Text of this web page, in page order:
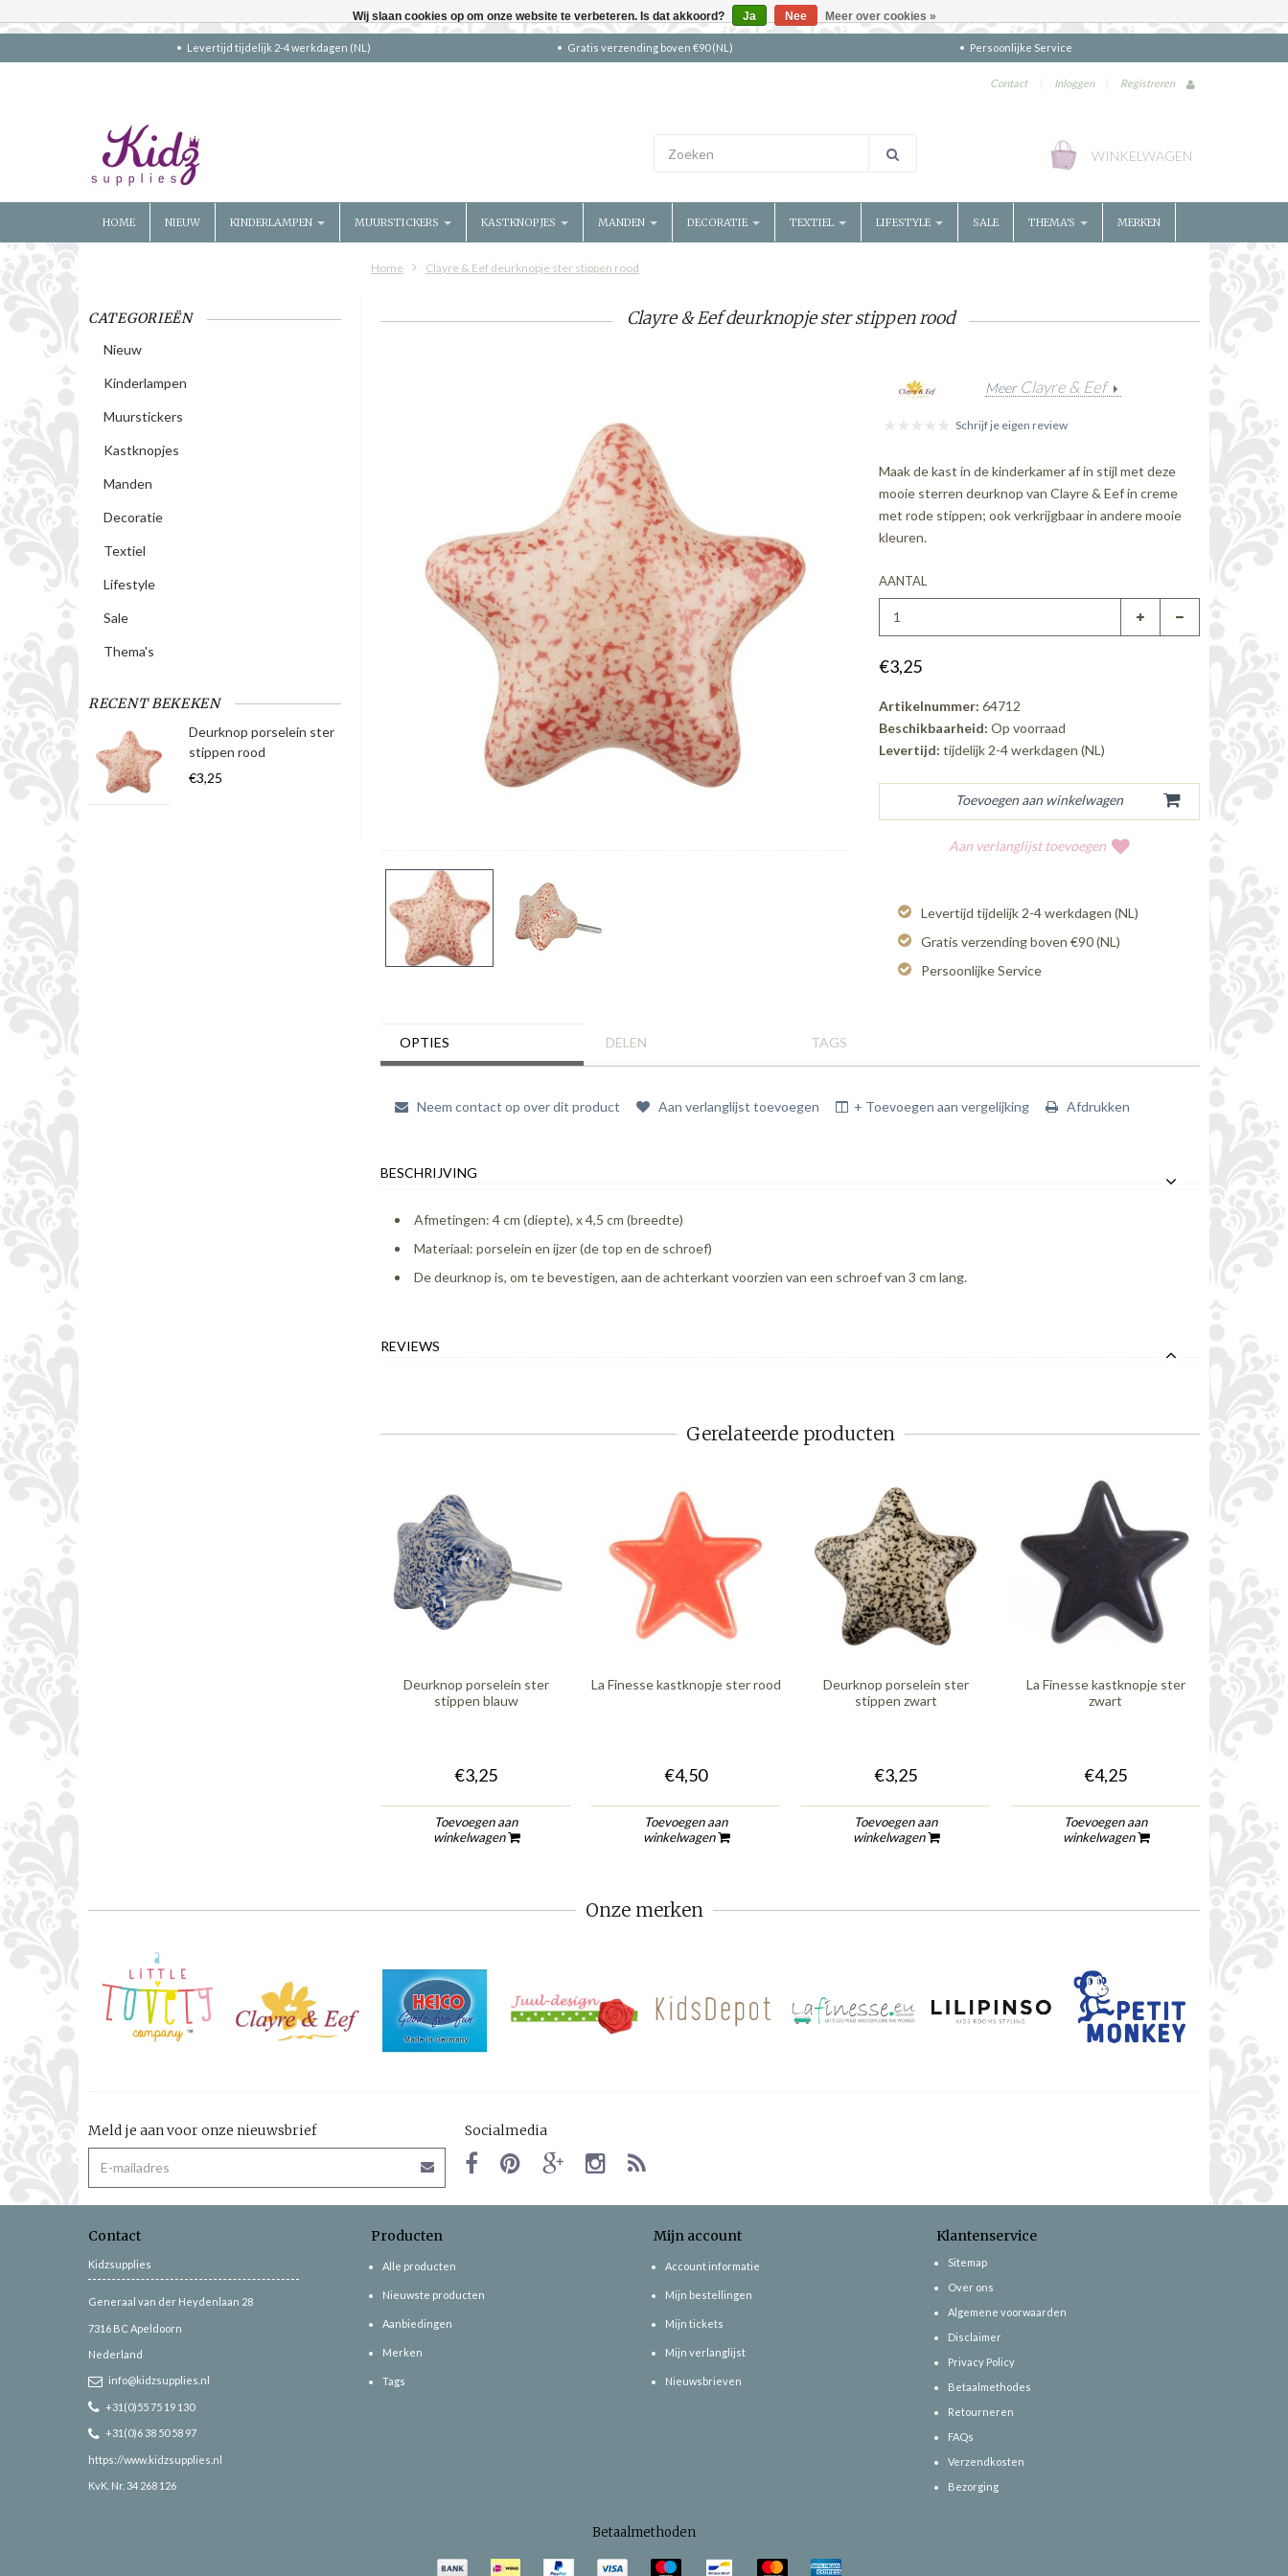
Levertijd tijdelijk 2-4 werkdagen (NL) Gratis verzending boven €90 (NL) Persoonlijke Service
Contact | Inloggen | Registreren
WINKELWAGEN
HOME NIEUW KINDERLAMPEN MUURSTICKERS KASTKNOPJES MANDEN DECORATIE TEXTIEL LIFESTYLE SALE THEMA'S MERKEN
Home Clayre & Eef deurknopje ster stippen rood
CATEGORIEËN
Nieuw
Kinderlampen
Muurstickers
Kastknopjes
Manden
Decoratie
Textiel
Lifestyle
Sale
Thema's
RECENT BEKEKEN
Deurknop porselein ster
stippen rood
€3,25
Clayre & Eef deurknopje ster stippen rood
Meer Clayre & Eef
Schrijf je eigen review
Maak de kast in de kinderkamer af in stijl met deze
mooie sterren deurknop van Clayre & Eef in creme
met rode stippen; ook verkrijgbaar in andere mooie
kleuren.
AANTAL
€3,25
Artikelnummer: 64712
Beschikbaarheid: Op voorraad
Levertijd: tijdelijk 2-4 werkdagen (NL)
Aan verlanglijst toevoegen
Levertijd tijdelijk 2-4 werkdagen (NL)
Gratis verzending boven €90 (NL)
Persoonlijke Service
OPTIES DELEN TAGS
Neem contact op over dit product Aan verlanglijst toevoegen + Toevoegen aan vergelijking Afdrukken
BESCHRIJVING
Afmetingen: 4 cm (diepte), x 4,5 cm (breedte)
Materiaal: porselein en ijzer (de top en de schroef)
De deurknop is, om te bevestigen, aan de achterkant voorzien van een schroef van 3 cm lang.
REVIEWS
Gerelateerde producten
Deurknop porselein ster
stippen blauw
€3,25
Toevoegen aan
winkelwagen
La Finesse kastknopje ster rood
€4,50
Toevoegen aan
winkelwagen
Deurknop porselein ster
stippen zwart
€3,25
Toevoegen aan
winkelwagen
La Finesse kastknopje ster
zwart
€4,25
Toevoegen aan
winkelwagen
La
Onze merken
Meld je aan voor onze nieuwsbrief Socialmedia
Contact
Kidzsupplies
Generaal van der Heydenlaan 28
7316 BC Apeldoorn
Nederland
info@kidzsupplies.nl
+31(0)55 75 19 130
+31(0)6 38 50 58 97
https://www.kidzsupplies.nl
KvK. Nr. 34 268 126
Producten
Alle producten
Nieuwste producten
Aanbiedingen
Merken
Tags
Mijn account
Account informatie
Mijn bestellingen
Mijn tickets
Mijn verlanglijst
Nieuwsbrieven
Klantenservice
Sitemap
Over ons
Algemene voorwaarden
Disclaimer
Privacy Policy
Betaalmethodes
Retourneren
FAQs
Verzendkosten
Bezorging
Betaalmethoden
Wij slaan cookies op om onze website te verbeteren. Is dat akkoord? Ja Nee Meer over cookies »